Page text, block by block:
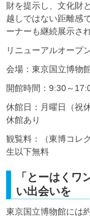
財を提示し、文化財
越しではない距離感
ーナーも継続展示さ
リニューアルオープ
会場：東京国立博物
開館時間：9:30～
休館日：月曜日（祝
休館あり
観覧料：（東博コレ
生以下無料
「とーはくワ
い出会いを
東京国立博物館には